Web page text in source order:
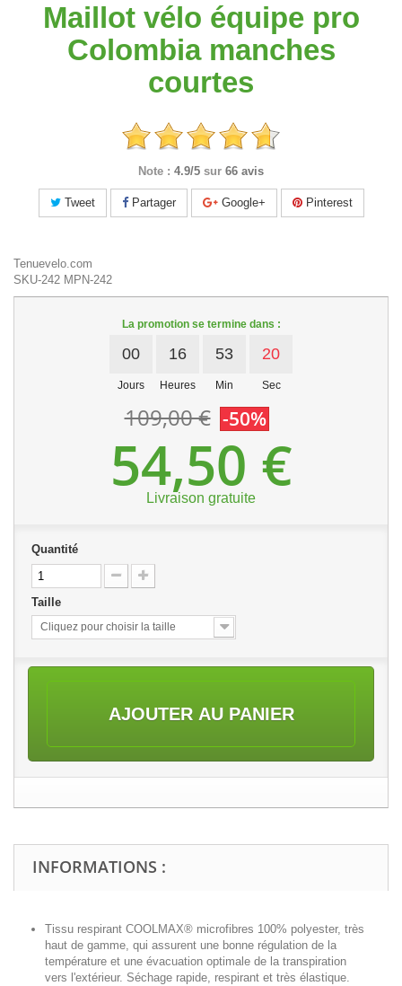
Maillot vélo équipe pro
Colombia manches
courtes
Note : 4.9/5 sur 66 avis
Tweet Partager Google+ Pinterest
Tenuevelo.com
SKU-242 MPN-242
La promotion se termine dans :
00
Jours
16
Heures
53
Min
20
Sec
109,00 € -50%
54,50 €
Livraison gratuite
Quantité
Taille
Cliquez pour choisir la taille
AJOUTER AU PANIER
INFORMATIONS :
Tissu respirant COOLMAX® microfibres 100% polyester, très
haut de gamme, qui assurent une bonne régulation de la
température et une évacuation optimale de la transpiration
vers l'extérieur. Séchage rapide, respirant et très élastique.